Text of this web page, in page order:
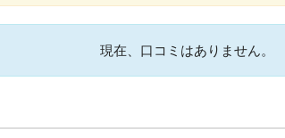
現在、口コミはありません。